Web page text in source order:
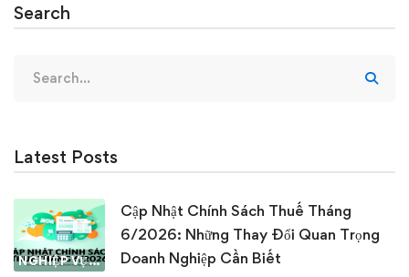
Search
for:
Latest Posts
NGHIỆP VỤ KẾ TOÁN & THUẾ
Cập Nhật Chính Sách Thuế Tháng
6/2026: Những Thay Đổi Quan Trọng
Doanh Nghiệp Cần Biết